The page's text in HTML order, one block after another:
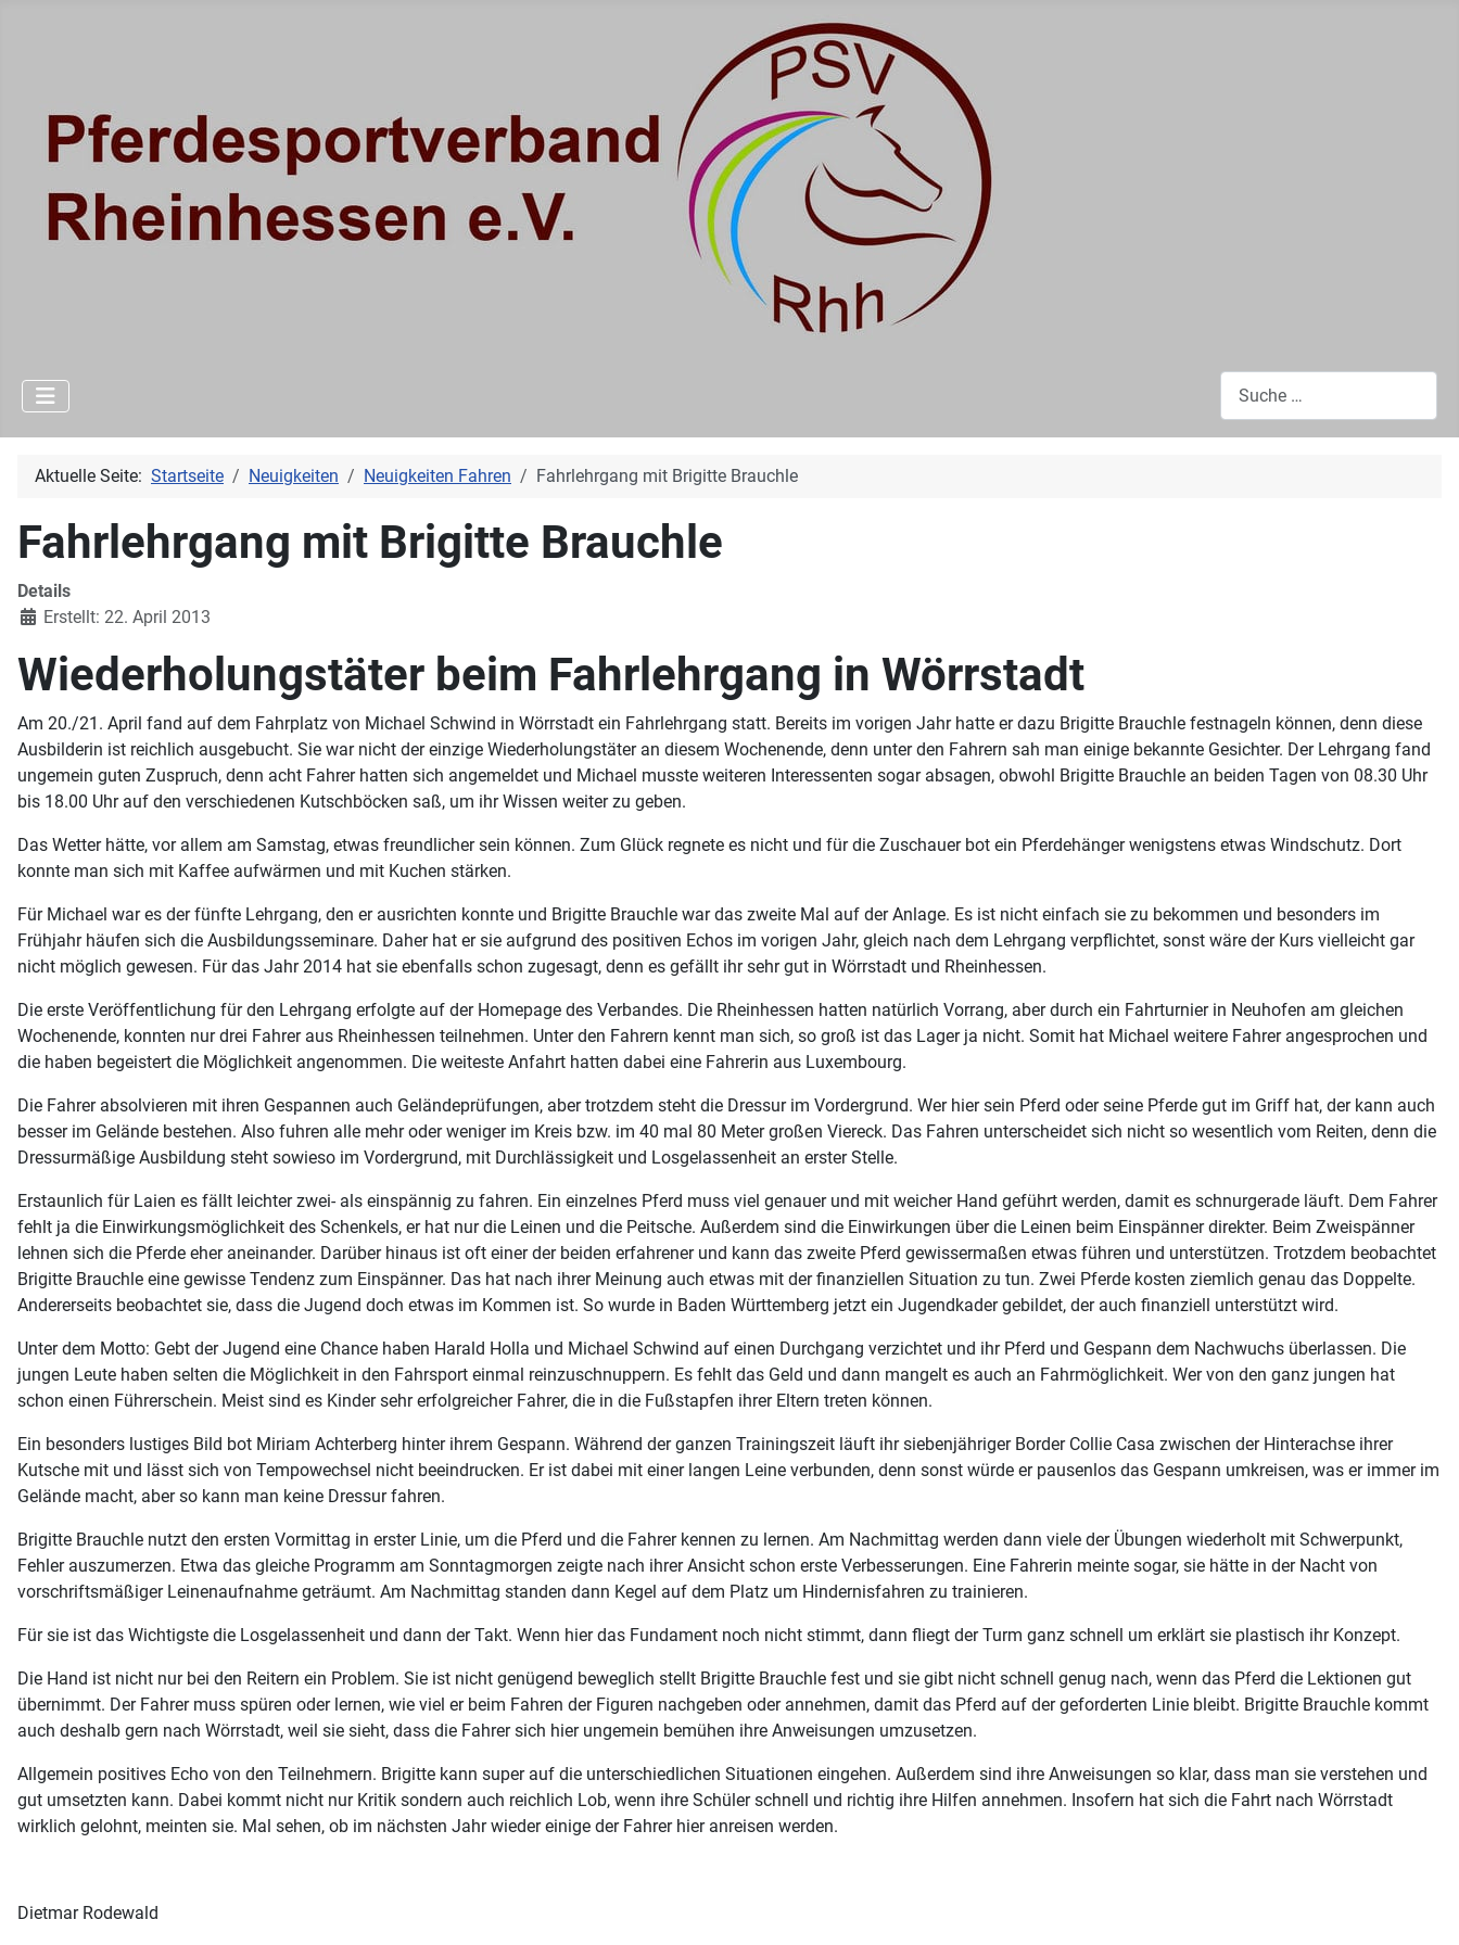
Aktuelle Seite: Startseite Neuigkeiten Neuigkeiten Fahren Fahrlehrgang mit Brigitte Brauchle
Fahrlehrgang mit Brigitte Brauchle
Details
Erstellt: 22. April 2013
Wiederholungstäter beim Fahrlehrgang in Wörrstadt
Am 20./21. April fand auf dem Fahrplatz von Michael Schwind in Wörrstadt ein Fahrlehrgang statt. Bereits im vorigen Jahr hatte er dazu Brigitte Brauchle festnageln können, denn diese
Ausbilderin ist reichlich ausgebucht. Sie war nicht der einzige Wiederholungstäter an diesem Wochenende, denn unter den Fahrern sah man einige bekannte Gesichter. Der Lehrgang fand
ungemein guten Zuspruch, denn acht Fahrer hatten sich angemeldet und Michael musste weiteren Interessenten sogar absagen, obwohl Brigitte Brauchle an beiden Tagen von 08.30 Uhr
bis 18.00 Uhr auf den verschiedenen Kutschböcken saß, um ihr Wissen weiter zu geben.
Das Wetter hätte, vor allem am Samstag, etwas freundlicher sein können. Zum Glück regnete es nicht und für die Zuschauer bot ein Pferdehänger wenigstens etwas Windschutz. Dort
konnte man sich mit Kaffee aufwärmen und mit Kuchen stärken.
Für Michael war es der fünfte Lehrgang, den er ausrichten konnte und Brigitte Brauchle war das zweite Mal auf der Anlage. Es ist nicht einfach sie zu bekommen und besonders im
Frühjahr häufen sich die Ausbildungsseminare. Daher hat er sie aufgrund des positiven Echos im vorigen Jahr, gleich nach dem Lehrgang verpflichtet, sonst wäre der Kurs vielleicht gar
nicht möglich gewesen. Für das Jahr 2014 hat sie ebenfalls schon zugesagt, denn es gefällt ihr sehr gut in Wörrstadt und Rheinhessen.
Die erste Veröffentlichung für den Lehrgang erfolgte auf der Homepage des Verbandes. Die Rheinhessen hatten natürlich Vorrang, aber durch ein Fahrturnier in Neuhofen am gleichen
Wochenende, konnten nur drei Fahrer aus Rheinhessen teilnehmen. Unter den Fahrern kennt man sich, so groß ist das Lager ja nicht. Somit hat Michael weitere Fahrer angesprochen und
die haben begeistert die Möglichkeit angenommen. Die weiteste Anfahrt hatten dabei eine Fahrerin aus Luxembourg.
Die Fahrer absolvieren mit ihren Gespannen auch Geländeprüfungen, aber trotzdem steht die Dressur im Vordergrund. Wer hier sein Pferd oder seine Pferde gut im Griff hat, der kann auch
besser im Gelände bestehen. Also fuhren alle mehr oder weniger im Kreis bzw. im 40 mal 80 Meter großen Viereck. Das Fahren unterscheidet sich nicht so wesentlich vom Reiten, denn die
Dressurmäßige Ausbildung steht sowieso im Vordergrund, mit Durchlässigkeit und Losgelassenheit an erster Stelle.
Erstaunlich für Laien es fällt leichter zwei- als einspännig zu fahren. Ein einzelnes Pferd muss viel genauer und mit weicher Hand geführt werden, damit es schnurgerade läuft. Dem Fahrer
fehlt ja die Einwirkungsmöglichkeit des Schenkels, er hat nur die Leinen und die Peitsche. Außerdem sind die Einwirkungen über die Leinen beim Einspänner direkter. Beim Zweispänner
lehnen sich die Pferde eher aneinander. Darüber hinaus ist oft einer der beiden erfahrener und kann das zweite Pferd gewissermaßen etwas führen und unterstützen. Trotzdem beobachtet
Brigitte Brauchle eine gewisse Tendenz zum Einspänner. Das hat nach ihrer Meinung auch etwas mit der finanziellen Situation zu tun. Zwei Pferde kosten ziemlich genau das Doppelte.
Andererseits beobachtet sie, dass die Jugend doch etwas im Kommen ist. So wurde in Baden Württemberg jetzt ein Jugendkader gebildet, der auch finanziell unterstützt wird.
Unter dem Motto: Gebt der Jugend eine Chance haben Harald Holla und Michael Schwind auf einen Durchgang verzichtet und ihr Pferd und Gespann dem Nachwuchs überlassen. Die
jungen Leute haben selten die Möglichkeit in den Fahrsport einmal reinzuschnuppern. Es fehlt das Geld und dann mangelt es auch an Fahrmöglichkeit. Wer von den ganz jungen hat
schon einen Führerschein. Meist sind es Kinder sehr erfolgreicher Fahrer, die in die Fußstapfen ihrer Eltern treten können.
Ein besonders lustiges Bild bot Miriam Achterberg hinter ihrem Gespann. Während der ganzen Trainingszeit läuft ihr siebenjähriger Border Collie Casa zwischen der Hinterachse ihrer
Kutsche mit und lässt sich von Tempowechsel nicht beeindrucken. Er ist dabei mit einer langen Leine verbunden, denn sonst würde er pausenlos das Gespann umkreisen, was er immer im
Gelände macht, aber so kann man keine Dressur fahren.
Brigitte Brauchle nutzt den ersten Vormittag in erster Linie, um die Pferd und die Fahrer kennen zu lernen. Am Nachmittag werden dann viele der Übungen wiederholt mit Schwerpunkt,
Fehler auszumerzen. Etwa das gleiche Programm am Sonntagmorgen zeigte nach ihrer Ansicht schon erste Verbesserungen. Eine Fahrerin meinte sogar, sie hätte in der Nacht von
vorschriftsmäßiger Leinenaufnahme geträumt. Am Nachmittag standen dann Kegel auf dem Platz um Hindernisfahren zu trainieren.
Für sie ist das Wichtigste die Losgelassenheit und dann der Takt. Wenn hier das Fundament noch nicht stimmt, dann fliegt der Turm ganz schnell um erklärt sie plastisch ihr Konzept.
Die Hand ist nicht nur bei den Reitern ein Problem. Sie ist nicht genügend beweglich stellt Brigitte Brauchle fest und sie gibt nicht schnell genug nach, wenn das Pferd die Lektionen gut
übernimmt. Der Fahrer muss spüren oder lernen, wie viel er beim Fahren der Figuren nachgeben oder annehmen, damit das Pferd auf der geforderten Linie bleibt. Brigitte Brauchle kommt
auch deshalb gern nach Wörrstadt, weil sie sieht, dass die Fahrer sich hier ungemein bemühen ihre Anweisungen umzusetzen.
Allgemein positives Echo von den Teilnehmern. Brigitte kann super auf die unterschiedlichen Situationen eingehen. Außerdem sind ihre Anweisungen so klar, dass man sie verstehen und
gut umsetzten kann. Dabei kommt nicht nur Kritik sondern auch reichlich Lob, wenn ihre Schüler schnell und richtig ihre Hilfen annehmen. Insofern hat sich die Fahrt nach Wörrstadt
wirklich gelohnt, meinten sie. Mal sehen, ob im nächsten Jahr wieder einige der Fahrer hier anreisen werden.
Dietmar Rodewald